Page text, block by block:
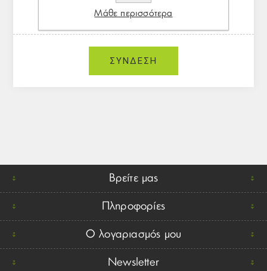
Βρείτε μας
Πληροφορίες
Ο λογαριασμός μου
Newsletter
Μάθε περισσότερα